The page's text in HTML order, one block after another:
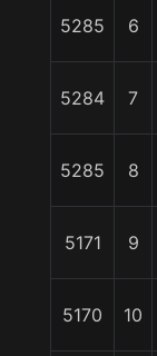
5285 6
5284 7
5285 8
5171 9
5170 10